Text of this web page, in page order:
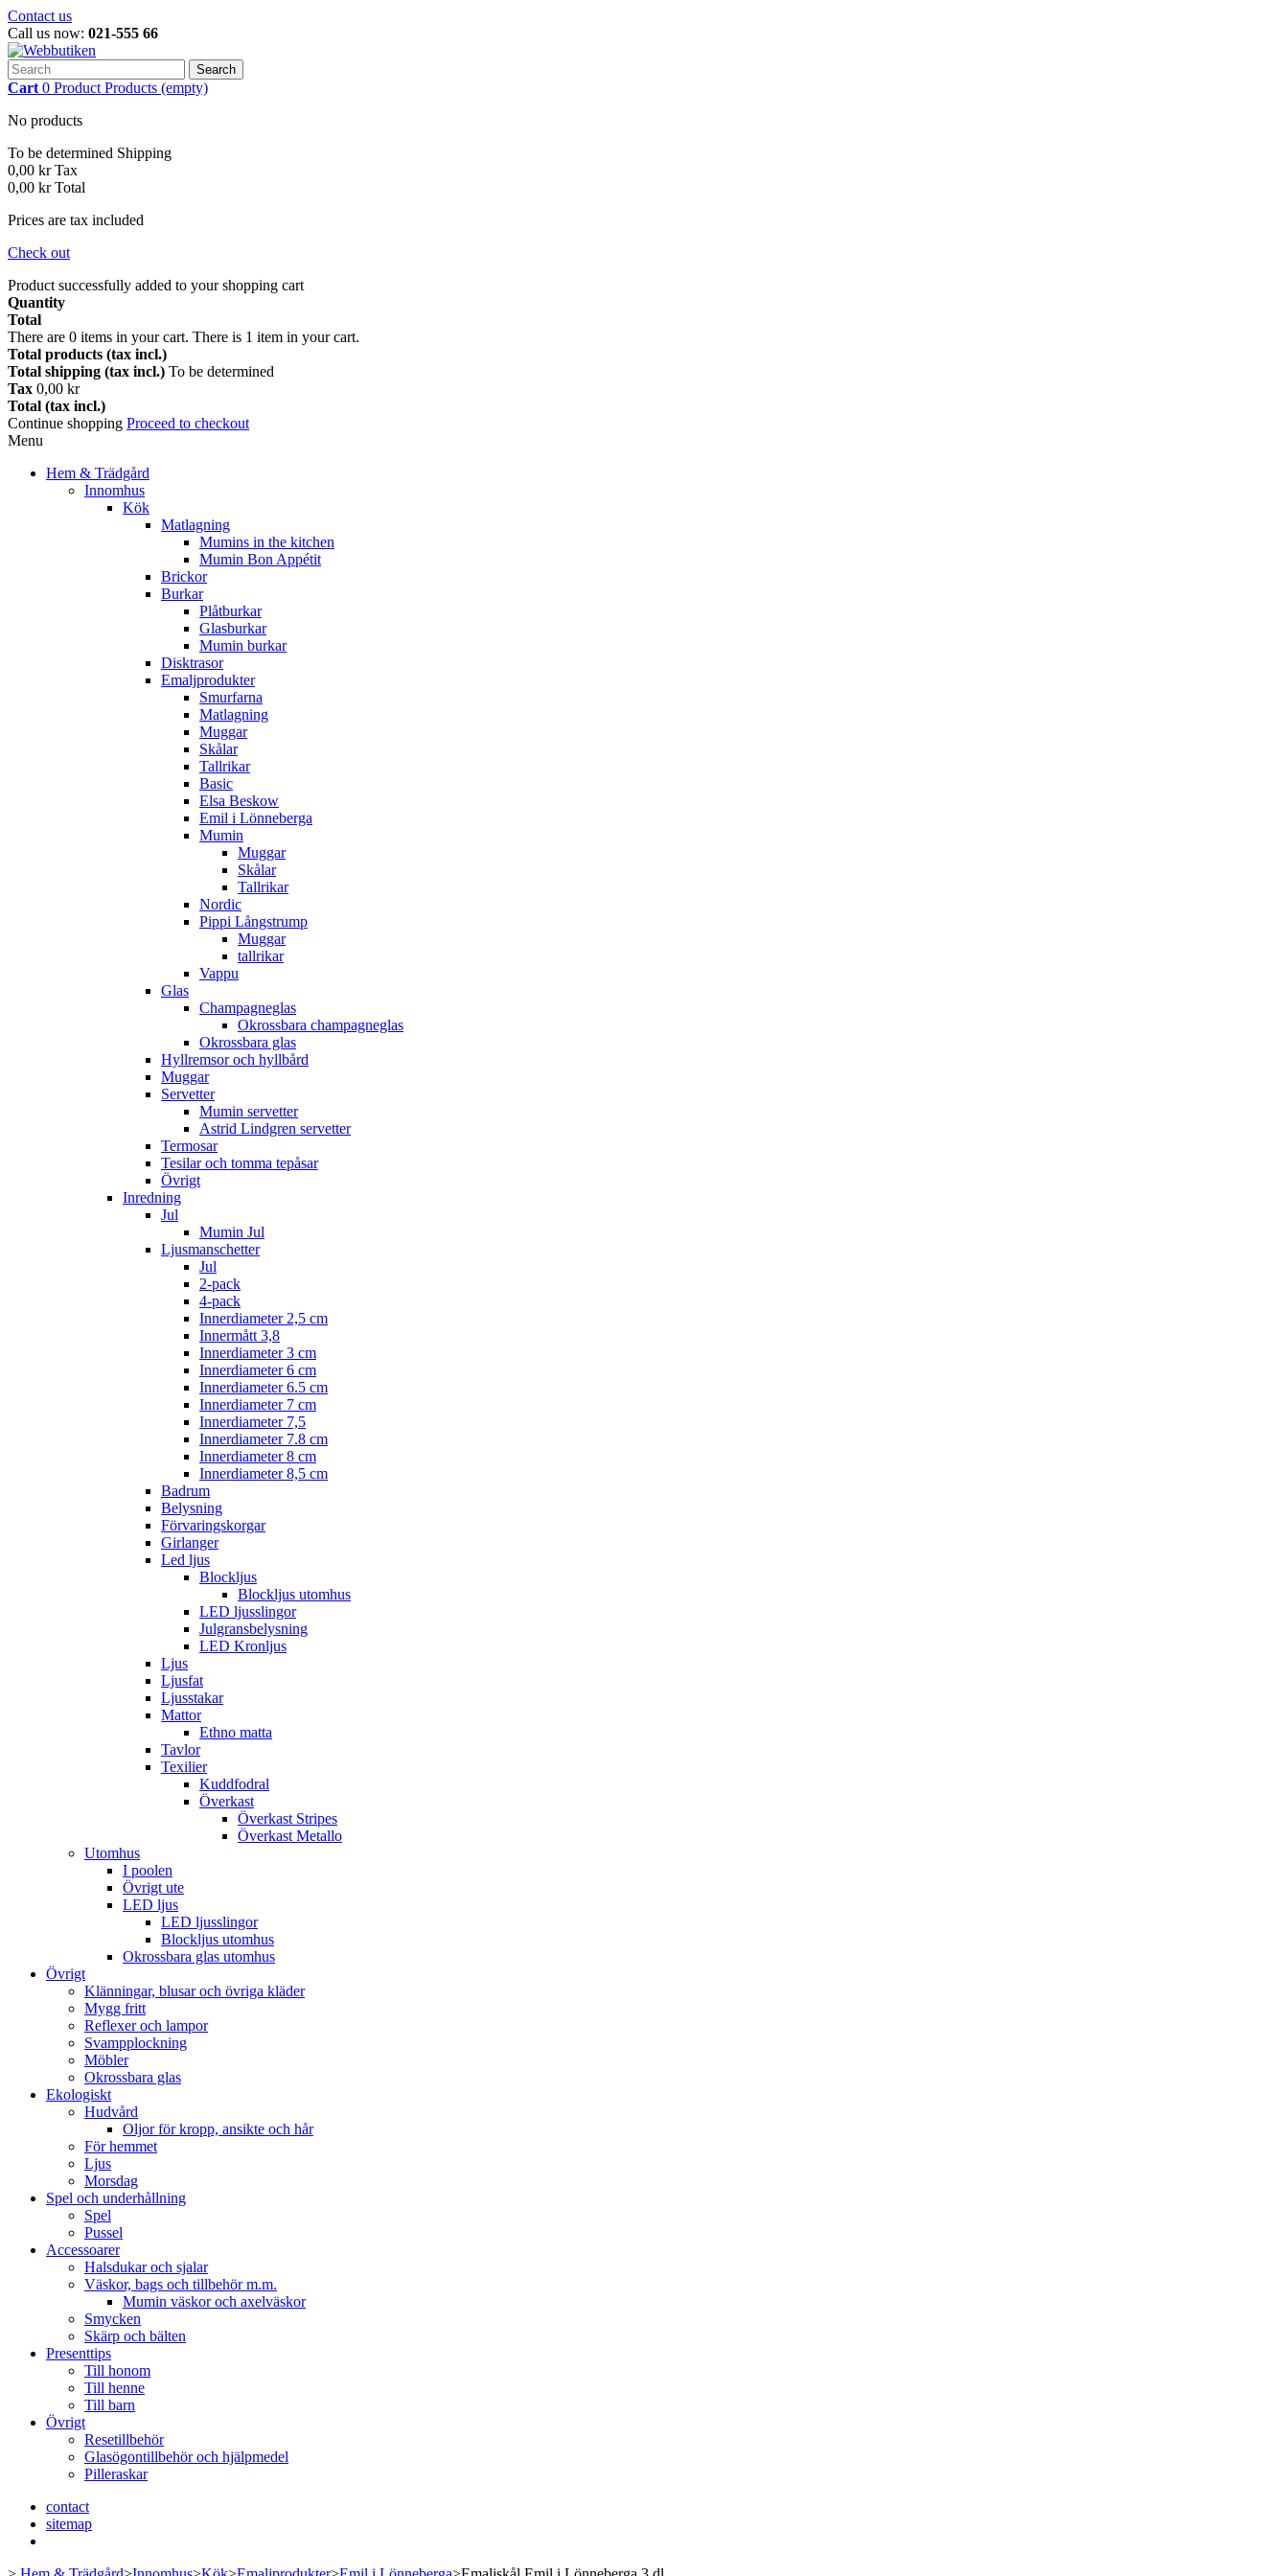
Contact us
Call us now: 021-555 66
Search
Cart 0 Product Products (empty)
No products
To be determined Shipping
0,00 kr Tax
0,00 kr Total
Prices are tax included
Check out
Product successfully added to your shopping cart
Quantity
Total
There are 0 items in your cart. There is 1 item in your cart.
Total products (tax incl.)
Total shipping (tax incl.) To be determined
Tax 0,00 kr
Total (tax incl.)
Continue shopping Proceed to checkout
Menu
Hem & Trädgård
Innomhus
Kök
Matlagning
Mumins in the kitchen
Mumin Bon Appétit
Brickor
Burkar
Plåtburkar
Glasburkar
Mumin burkar
Disktrasor
Emaljprodukter
Smurfarna
Matlagning
Muggar
Skålar
Tallrikar
Basic
Elsa Beskow
Emil i Lönneberga
Mumin
Muggar
Skålar
Tallrikar
Nordic
Pippi Långstrump
Muggar
tallrikar
Vappu
Glas
Champagneglas
Okrossbara champagneglas
Okrossbara glas
Hyllremsor och hyllbård
Muggar
Servetter
Mumin servetter
Astrid Lindgren servetter
Termosar
Tesilar och tomma tepåsar
Övrigt
Inredning
Jul
Mumin Jul
Ljusmanschetter
Jul
2-pack
4-pack
Innerdiameter 2,5 cm
Innermått 3,8
Innerdiameter 3 cm
Innerdiameter 6 cm
Innerdiameter 6.5 cm
Innerdiameter 7 cm
Innerdiameter 7,5
Innerdiameter 7.8 cm
Innerdiameter 8 cm
Innerdiameter 8,5 cm
Badrum
Belysning
Förvaringskorgar
Girlanger
Led ljus
Blockljus
Blockljus utomhus
LED ljusslingor
Julgransbelysning
LED Kronljus
Ljus
Ljusfat
Ljusstakar
Mattor
Ethno matta
Tavlor
Texilier
Kuddfodral
Överkast
Överkast Stripes
Överkast Metallo
Utomhus
I poolen
Övrigt ute
LED ljus
LED ljusslingor
Blockljus utomhus
Okrossbara glas utomhus
Övrigt
Klänningar, blusar och övriga kläder
Mygg fritt
Reflexer och lampor
Svampplockning
Möbler
Okrossbara glas
Ekologiskt
Hudvård
Oljor för kropp, ansikte och hår
För hemmet
Ljus
Morsdag
Spel och underhållning
Spel
Pussel
Accessoarer
Halsdukar och sjalar
Väskor, bags och tillbehör m.m.
Mumin väskor och axelväskor
Smycken
Skärp och bälten
Presenttips
Till honom
Till henne
Till barn
Övrigt
Resetillbehör
Glasögontillbehör och hjälpmedel
Pilleraskar
contact
sitemap